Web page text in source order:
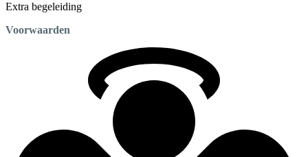
Extra begeleiding
Voorwaarden